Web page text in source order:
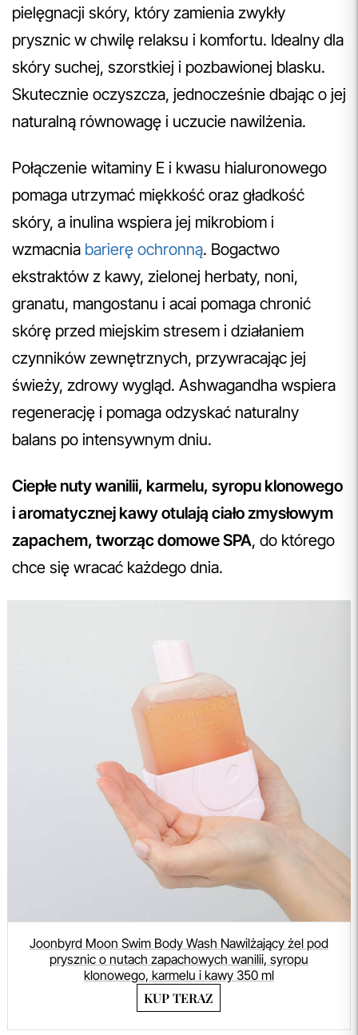
pielęgnacji skóry, który zamienia zwykły
prysznic w chwilę relaksu i komfortu. Idealny dla
skóry suchej, szorstkiej i pozbawionej blasku.
Skutecznie oczyszcza, jednocześnie dbając o jej
naturalną równowagę i uczucie nawilżenia.
Połączenie witaminy E i kwasu hialuronowego
pomaga utrzymać miękkość oraz gładkość
skóry, a inulina wspiera jej mikrobiom i
wzmacnia barierę ochronną. Bogactwo
ekstraktów z kawy, zielonej herbaty, noni,
granatu, mangostanu i acai pomaga chronić
skórę przed miejskim stresem i działaniem
czynników zewnętrznych, przywracając jej
świeży, zdrowy wygląd. Ashwagandha wspiera
regenerację i pomaga odzyskać naturalny
balans po intensywnym dniu.
Ciepłe nuty wanilii, karmelu, syropu klonowego
i aromatycznej kawy otulają ciało zmysłowym
zapachem, tworząc domowe SPA, do którego
chce się wracać każdego dnia.
Joonbyrd Moon Swim Body Wash Nawilżający żel pod
prysznic o nutach zapachowych wanilii, syropu
klonowego, karmelu i kawy 350 ml
KUP TERAZ